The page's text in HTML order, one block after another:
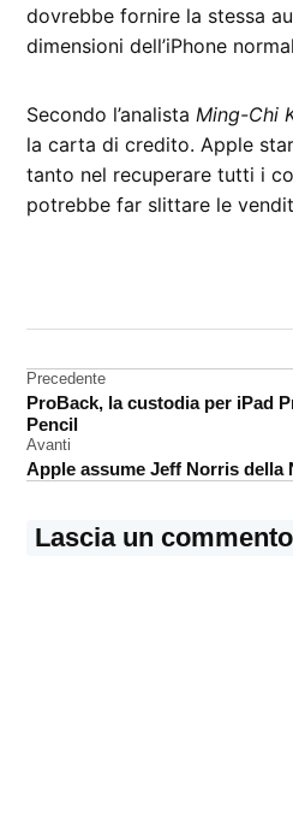
dovrebbe fornire la stessa
dimensioni dell’iPhone
Secondo l’analistaMing-Chi
la carta di credito. Apple
tanto nel recuperare tutti i
potrebbe far slittare le
Rumors
Navigazione
articoli
Precedente
ProBack, la custodia per iPad
Pencil
Avanti
Apple assume Jeff Norris della
Lascia un commento